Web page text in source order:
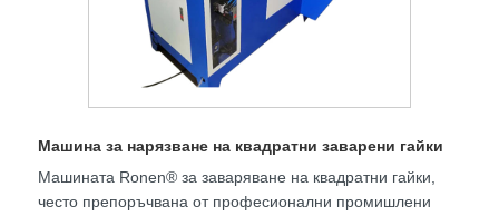
Машина за нарязване на квадратни заварени гайки
Машината Ronen® за заваряване на квадратни гайки,
често препоръчвана от професионални промишлени